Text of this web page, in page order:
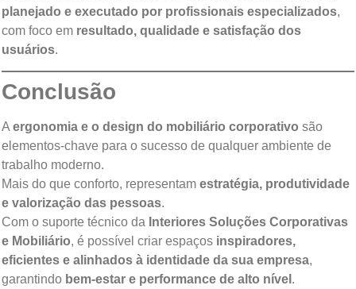
planejado e executado por profissionais especializados,
com foco em resultado, qualidade e satisfação dos
usuários.
Conclusão
A ergonomia e o design do mobiliário corporativo são
elementos-chave para o sucesso de qualquer ambiente de
trabalho moderno.
Mais do que conforto, representam estratégia, produtividade
e valorização das pessoas.
Com o suporte técnico da Interiores Soluções Corporativas
e Mobiliário, é possível criar espaços inspiradores,
eficientes e alinhados à identidade da sua empresa,
garantindo bem-estar e performance de alto nível .